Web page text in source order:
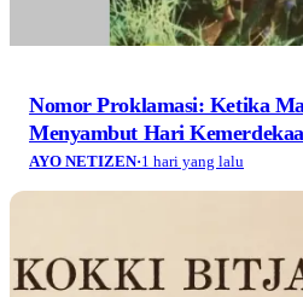
Nomor Proklamasi: Ketika
Menyambut Hari
AYO NETIZEN·1 hari yang lalu